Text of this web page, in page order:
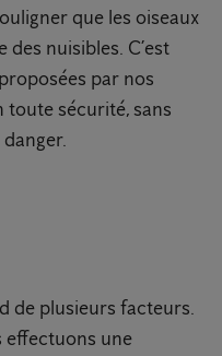
que les oiseaux
nuisibles. C’est
par nos
toute sécurité, sans
de plusieurs facteurs.
effectuons une